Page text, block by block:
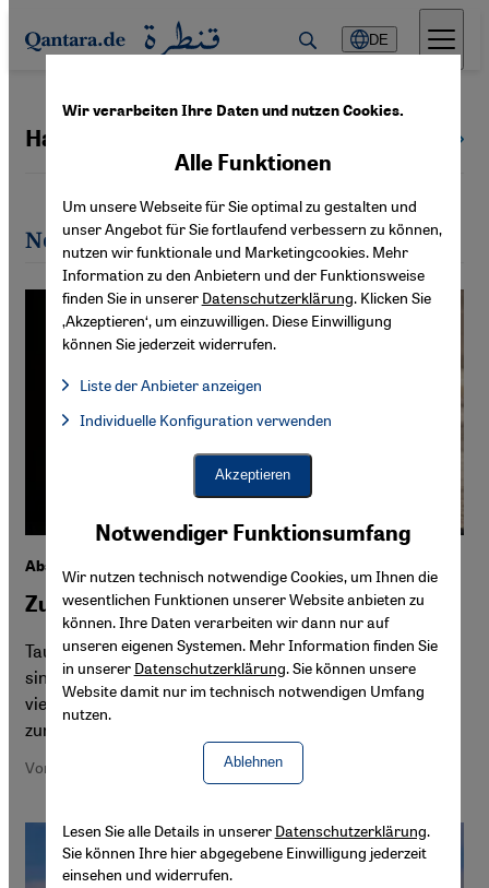
Direkt zum Inhalt springen
DE
Hannah Wallace
Neueste Artikel von Hannah Wallace
Abschiebungen aus Deutschland
Zurück im Land des Völkermords
Tausende Angehörige der jesidischen Minderheit im Irak
sind vor dem IS nach Deutschland geflohen. Nun erhalten
viele von ihnen Abschiebebescheide, einige sind bereits
zurück. In der Heimat droht weitere Gewalt.
Von Hannah Wallace
Wir verarbeiten Ihre Daten und nutzen Cookies.
Notwendiger Funktionsumfang
Wir nutzen technisch notwendige Cookies, um Ihnen die
wesentlichen Funktionen unserer Website anbieten zu
können. Ihre Daten verarbeiten wir dann nur auf
unseren eigenen Systemen. Mehr Information finden Sie
in unserer Datenschutzerklärung. Sie können unsere
Website damit nur im technisch notwendigen Umfang
nutzen.
Ablehnen
Alle Funktionen
Um unsere Webseite für Sie optimal zu gestalten und
unser Angebot für Sie fortlaufend verbessern zu können,
nutzen wir funktionale und Marketingcookies. Mehr
Information zu den Anbietern und der Funktionsweise
finden Sie in unserer Datenschutzerklärung. Klicken Sie
‚Akzeptieren‘, um einzuwilligen. Diese Einwilligung
können Sie jederzeit widerrufen.
Liste der Anbieter anzeigen
Facebook Embed / Facebook Connect, Google Maps Embed,
Facebook Embed / Facebook Connect
Google Maps Embed
Individuelle Konfiguration verwenden
Akzeptieren
Lesen Sie alle Details in unserer Datenschutzerklärung.
Sie können Ihre hier abgegebene Einwilligung jederzeit
einsehen und widerrufen.